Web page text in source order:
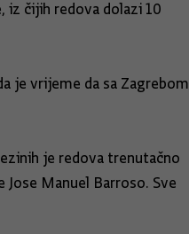
iz čijih redova dolazi 10
je vrijeme da sa Zagrebom
je redova trenutačno
Manuel Barroso. Sve